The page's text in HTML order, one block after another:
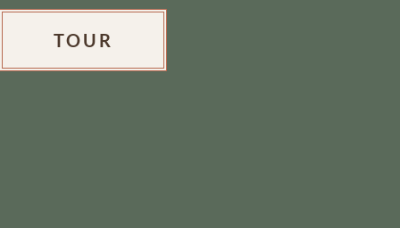
TOUR